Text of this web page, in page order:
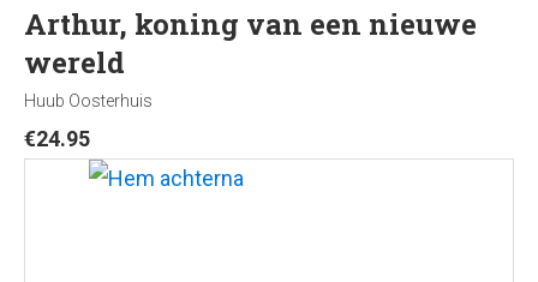
Arthur, koning van een nieuwe
wereld
Huub Oosterhuis
€24.95